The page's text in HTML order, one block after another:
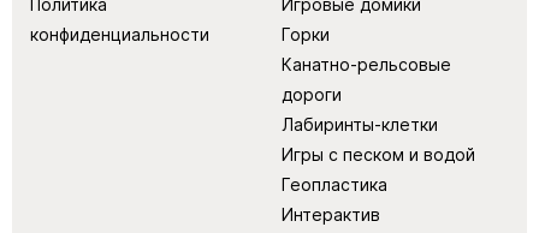
Политика
конфиденциальности
Игровые домики
Горки
Канатно-рельсовые
дороги
Лабиринты-клетки
Игры с песком и водой
Геопластика
Интерактив